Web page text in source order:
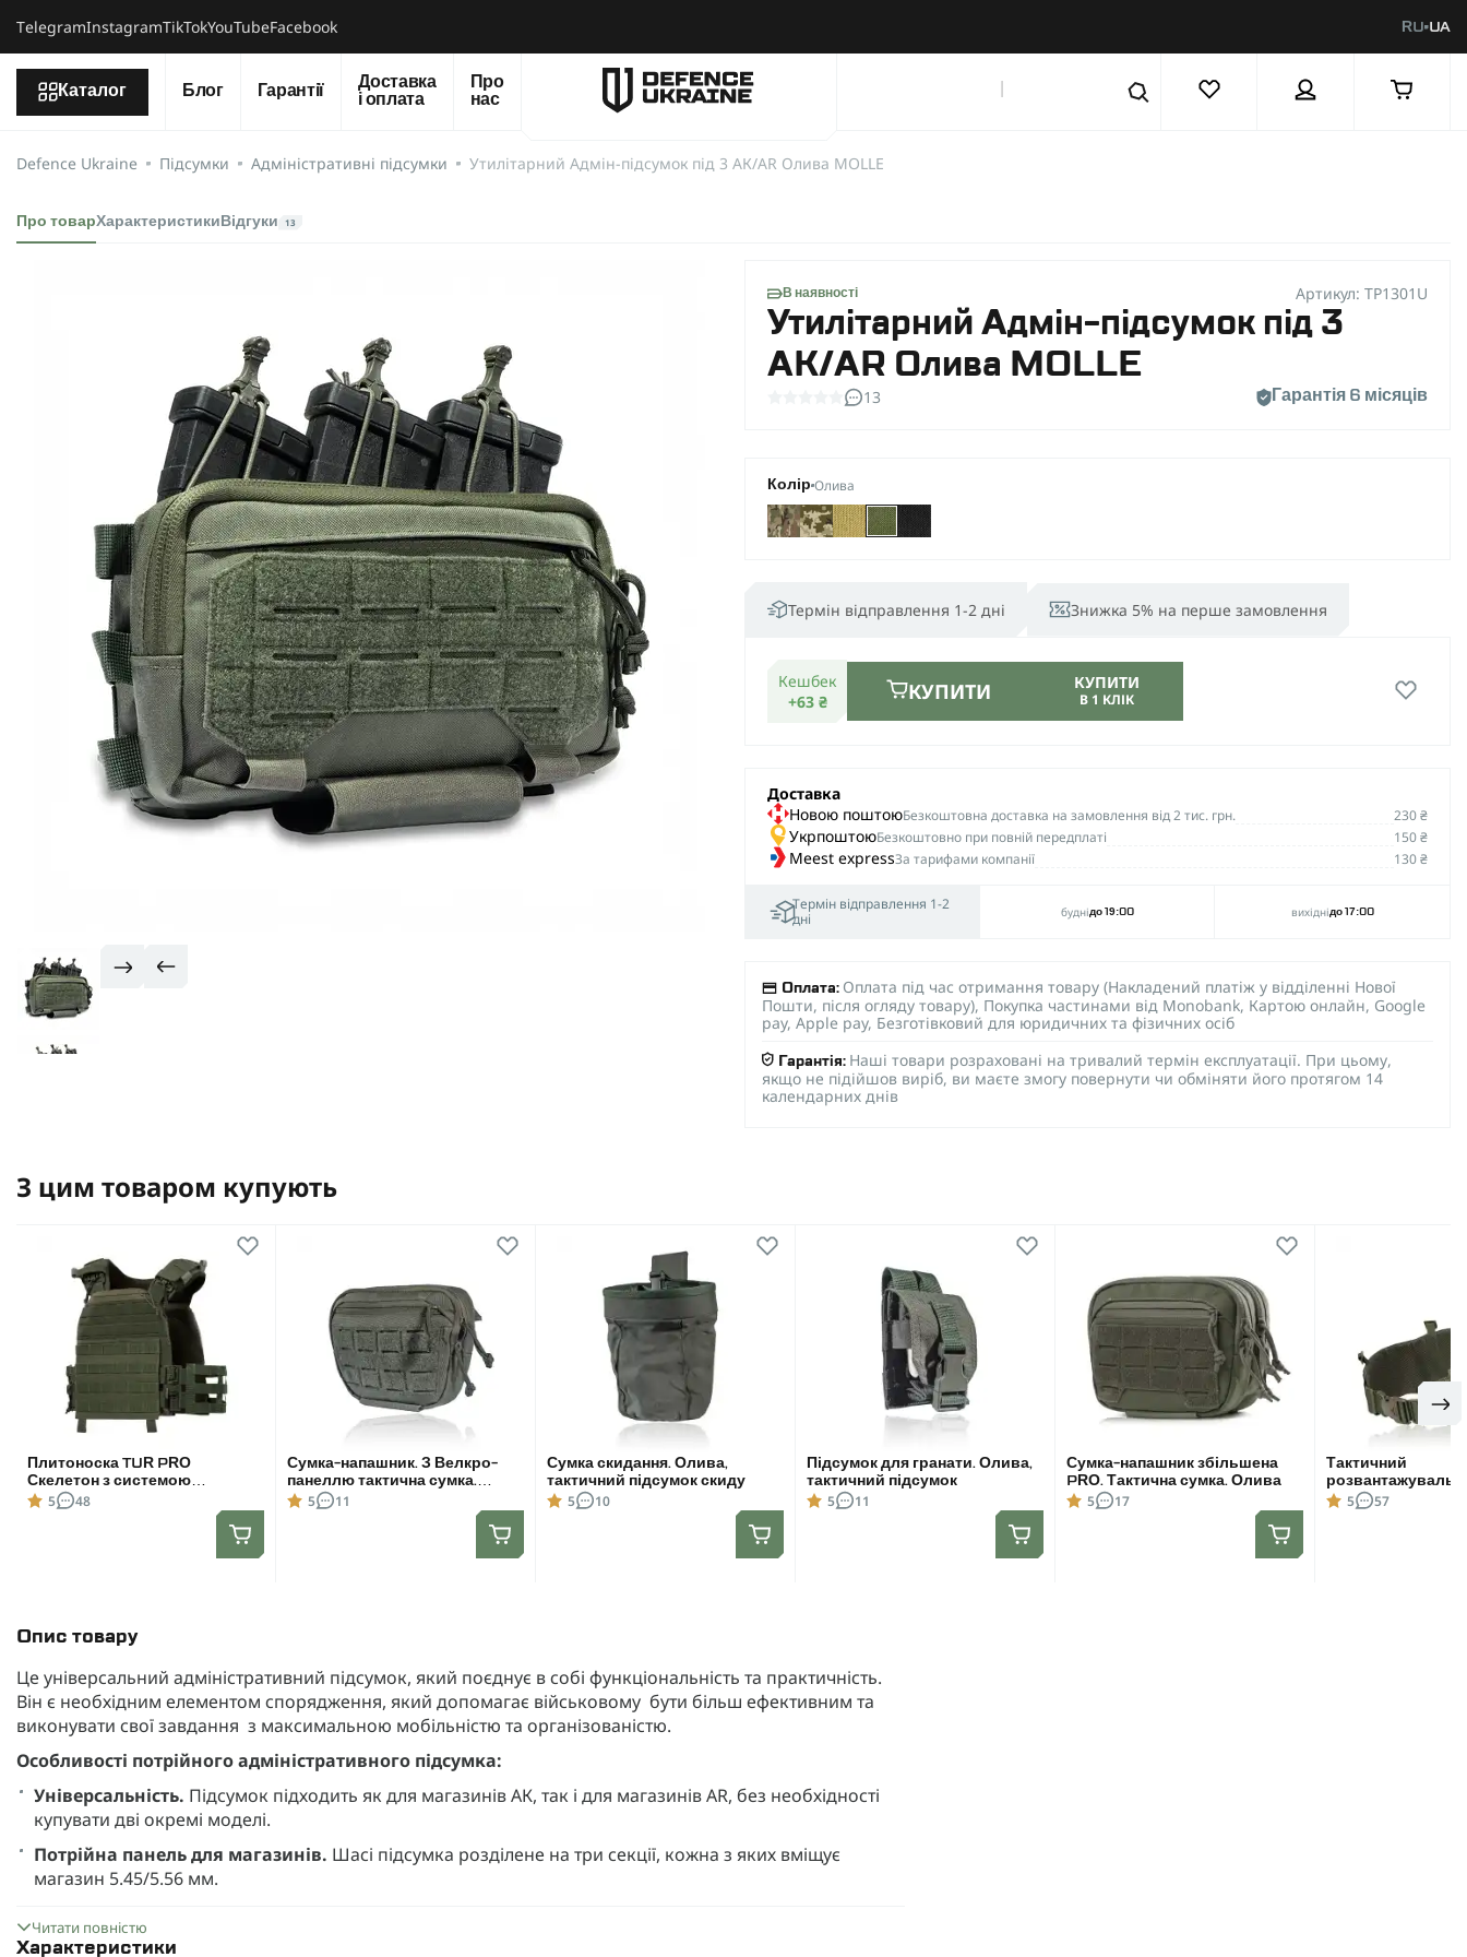
ТelegramInstagramTikTokYouTubeFacebook RU UA
Каталог Блог Гарантії
Доставка
і оплата
Про
нас
Defence Ukraine Підсумки Адміністративні підсумки Утилітарний Адмін-підсумок під 3 АК/AR Олива MOLLE
Про товарХарактеристики Відгуки 13
В наявності Артикул: TP1301U
Утилітарний Адмін-підсумок під 3
АК/AR Олива MOLLE
13 Гарантія 6 місяців
Колір Олива
Термін відправлення 1-2 дні Знижка 5% на перше замовлення
Кешбек
+63 ₴
КУПИТИ КУПИТИ
В 1 КЛІК
Доставка
Новою поштоюБезкоштовна доставка на замовлення від 2 тис. грн. 230 ₴
УкрпоштоюБезкоштовно при повній передплаті 150 ₴
Meest expressЗа тарифами компанії 130 ₴
Термін відправлення 1-2
дні
буднідо 19:00 вихіднідо 17:00
Оплата: Оплата під час отримання товару (Накладений платіж у відділенні Нової
Пошти, після огляду товару), Покупка частинами від Monobank, Картою онлайн, Google
pay, Apple pay, Безготівковий для юридичних та фізичних осіб
Гарантія: Наші товари розраховані на тривалий термін експлуатації. При цьому,
якщо не підійшов виріб, ви маєте змогу повернути чи обміняти його протягом 14
календарних днів
Опис товару
Це універсальний адміністративний підсумок, який поєднує в собі функціональність та практичність.
Він є необхідним елементом спорядження, який допомагає військовому бути більш ефективним та
виконувати свої завдання з максимальною мобільністю та організованістю.
Особливості потрійного адміністративного підсумка:
Універсальність. Підсумок підходить як для магазинів АК, так і для магазинів AR, без необхідності
купувати дві окремі моделі.
Потрійна панель для магазинів. Шасі підсумка розділене на три секції, кожна з яких вміщує
магазин 5.45/5.56 мм.
додаткові підсумки або аксесуари, такі як пістолетний підсумок, підсумок для турнікета тощо.
Читати повністю
Характеристики
З цим товаром купують
Плитоноска TUR PRO
Скелетон з системою
швидкого скидання. Molle.
5 48
Сумка-напашник. З Велкро-
панеллю тактична сумка.
Олива
5 11
Сумка скидання. Олива,
тактичний підсумок скиду
5 10
Підсумок для гранати. Олива,
тактичний підсумок
5 11
Сумка-напашник збільшена
PRO. Тактична сумка. Олива
5 17
Тактичний
Cordura 1000D.
5 57